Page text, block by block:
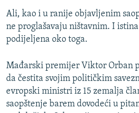
Ali, kao i u ranije objavljenim
ne proglašavaju ništavnim. I istina
podijeljena oko toga.
Mađarski premijer Viktor Orban
da čestita svojim političkim
evropski ministri iz 15 zemalja
saopštenje barem dovodeći u